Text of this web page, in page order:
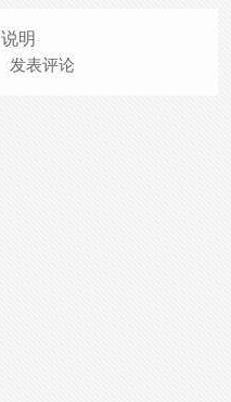
说明
发表评论